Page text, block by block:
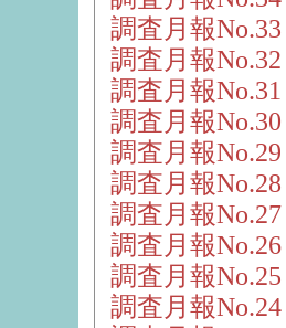
調査月報
調査月報
調査月報
調査月報
調査月報
調査月報
調査月報
調査月報
調査月報
調査月報